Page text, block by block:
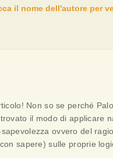
il nome dell'autore per
Non so se perché
il modo di applicare
ovvero del
sapere) sulle proprie